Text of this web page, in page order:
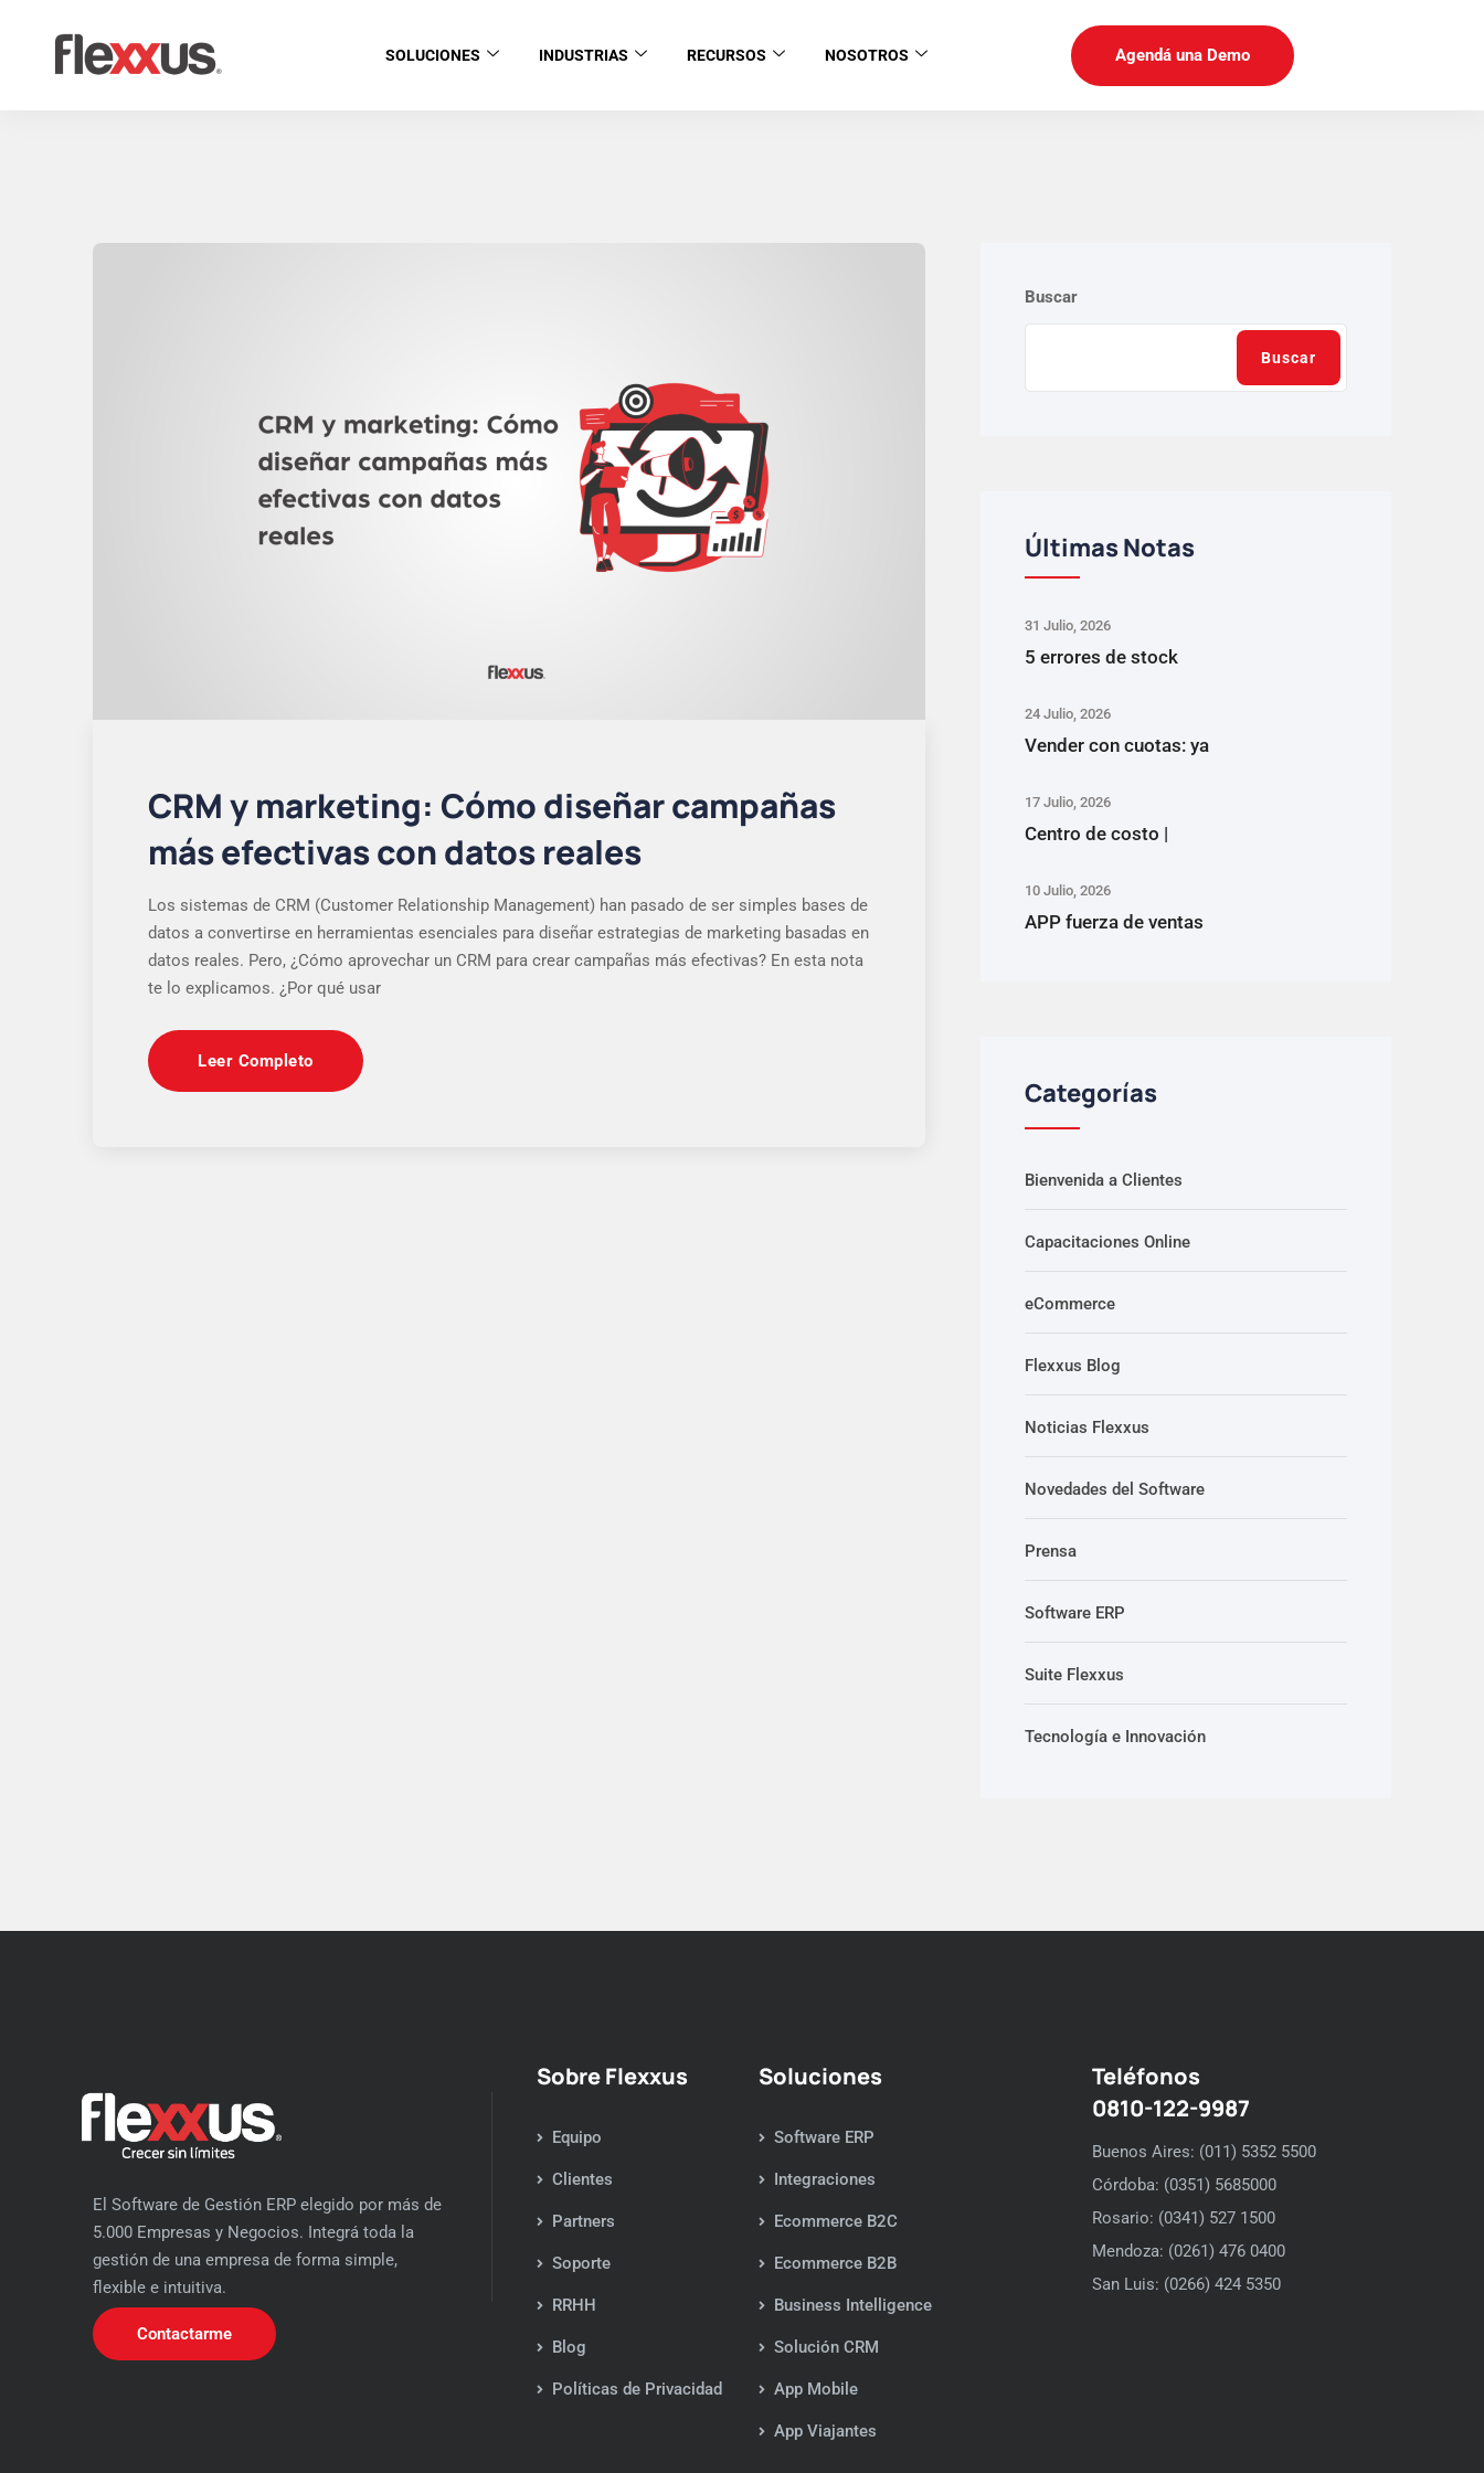
SOLUCIONES INDUSTRIAS RECURSOS NOSOTROS Agendá una Demo
CRM y marketing: Cómo diseñar campañas
más efectivas con datos reales
Los sistemas de CRM (Customer Relationship Management) han pasado de ser simples bases de
datos a convertirse en herramientas esenciales para diseñar estrategias de marketing basadas en
datos reales. Pero, ¿Cómo aprovechar un CRM para crear campañas más efectivas? En esta nota
te lo explicamos. ¿Por qué usar
Leer Completo
Buscar
Buscar
Últimas Notas
31 Julio, 2026
5 errores de stock
24 Julio, 2026
Vender con cuotas: ya
17 Julio, 2026
Centro de costo |
10 Julio, 2026
APP fuerza de ventas
Categorías
Bienvenida a Clientes
Capacitaciones Online
eCommerce
Flexxus Blog
Noticias Flexxus
Novedades del Software
Prensa
Software ERP
Suite Flexxus
Tecnología e Innovación
El Software de Gestión ERP elegido por más de
5.000 Empresas y Negocios. Integrá toda la
gestión de una empresa de forma simple,
flexible e intuitiva.
Contactarme
Sobre Flexxus
Equipo
Clientes
Partners
Soporte
RRHH
Blog
Políticas de Privacidad
Soluciones
Software ERP
Integraciones
Ecommerce B2C
Ecommerce B2B
Business Intelligence
Solución CRM
App Mobile
App Viajantes
Teléfonos
0810-122-9987
Buenos Aires: (011) 5352 5500
Córdoba: (0351) 5685000
Rosario: (0341) 527 1500
Mendoza: (0261) 476 0400
San Luis: (0266) 424 5350